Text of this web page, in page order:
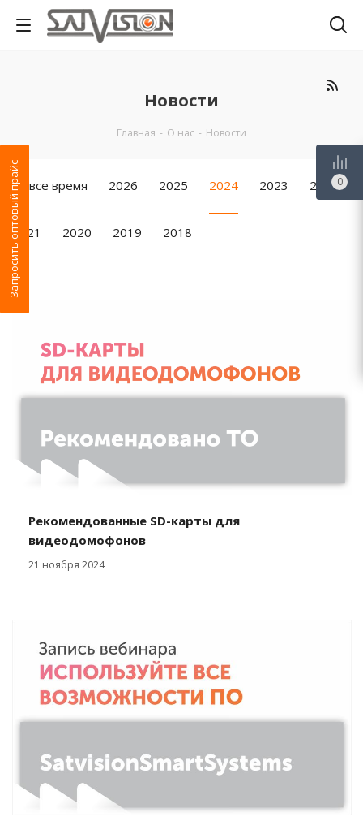
Новости
Главная - О нас - Новости
За все время 2026 2025 2024 2023 2022
2021 2020 2019 2018
Рекомендованные SD-карты для
видеодомофонов
21 ноября 2024
Запросить оптовый прайс 0